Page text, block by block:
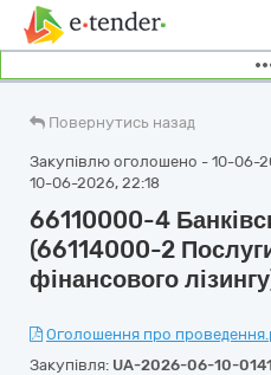
Повернутись назад
Закупівлю оголошено - 10-06-
10-06-2026, 22:18
66110000-4
(66114000-2
фінансового
Оголошення про
Закупівля: UA-2026-06-10-